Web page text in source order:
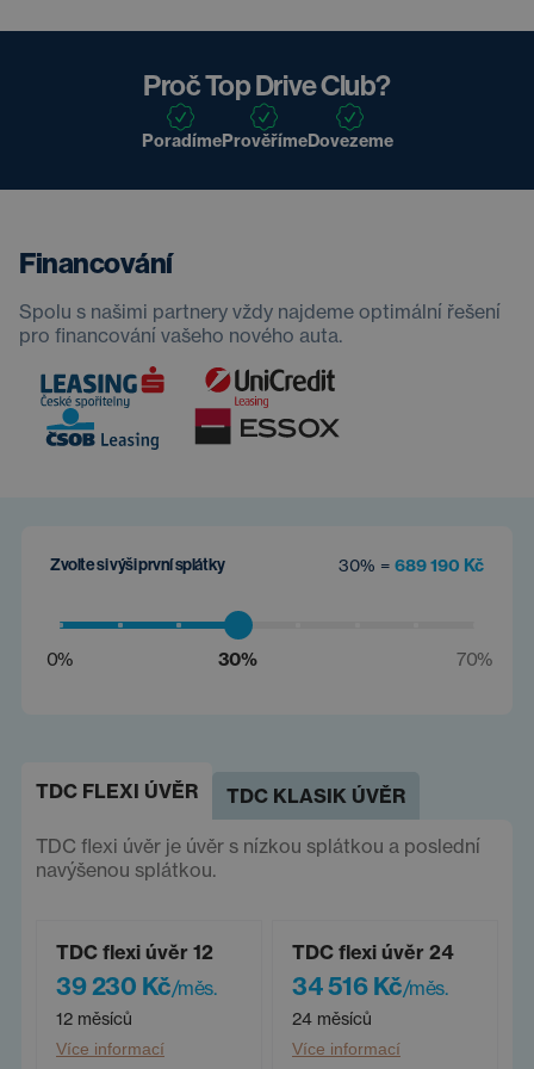
Proč Top Drive Club?
PoradímePrověřímeDovezeme
Financování
Spolu s našimi partnery vždy najdeme optimální řešení
pro financování vašeho nového auta.
Zvolte si výši první splátky 30% = 689 190 Kč
0% 30% 70%
TDC FLEXI ÚVĚR TDC KLASIK ÚVĚR
TDC flexi úvěr je úvěr s nízkou splátkou a poslední
navýšenou splátkou.
TDC flexi úvěr 12
39 230 Kč/měs.
12 měsíců
Více informací
TDC flexi úvěr 24
34 516 Kč/měs.
24 měsíců
Více informací